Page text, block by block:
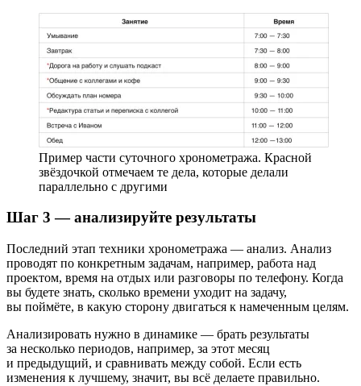
Пример части суточного хронометража. Красной
звёздочкой отмечаем те дела, которые делали
параллельно с другими
Шаг 3 — анализируйте результаты
Последний этап техники хронометража — анализ. Анализ
проводят по конкретным задачам, например, работа над
проектом, время на отдых или разговоры по телефону. Когда
вы будете знать, сколько времени уходит на задачу,
вы поймёте, в какую сторону двигаться к намеченным целям.
Анализировать нужно в динамике — брать результаты
за несколько периодов, например, за этот месяц
и предыдущий, и сравнивать между собой. Если есть
изменения к лучшему, значит, вы всё делаете правильно.